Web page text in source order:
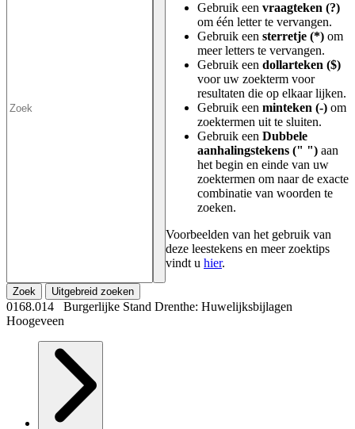
Gebruik een vraagteken (?)
om één letter te vervangen.
Gebruik een sterretje (*) om
meer letters te vervangen.
Gebruik een dollarteken ($)
voor uw zoekterm voor
resultaten die op elkaar lijken.
Gebruik een minteken (-) om
zoektermen uit te sluiten.
Gebruik een Dubbele
aanhalingstekens (" ") aan
het begin en einde van uw
zoektermen om naar de exacte
combinatie van woorden te
zoeken.
Voorbeelden van het gebruik van
deze leestekens en meer zoektips
vindt u hier.
Zoek Uitgebreid zoeken
0168.014 Burgerlijke Stand Drenthe: Huwelijksbijlagen
Hoogeveen